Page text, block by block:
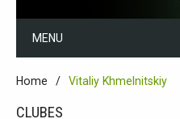
MENU
Home Vitaliy Khmelnitskiy
CLUBES